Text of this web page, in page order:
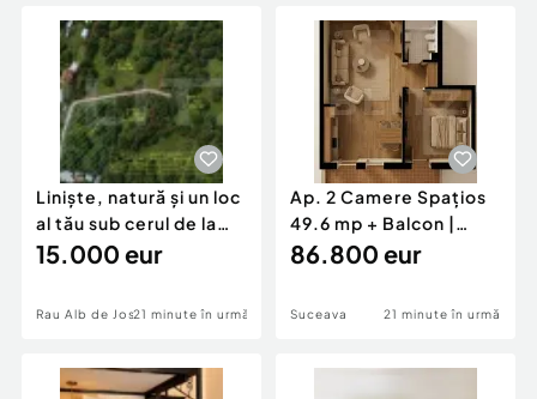
Servicii
Animale de companie
Afaceri și echipamente profesionale
Inchiriere Bunuri si Vehicule
Utilaje agricole si industriale
Piese auto si accesorii
Dacia Duster
Liniște, natură și un loc
al tău sub cerul de la
Râul A
15.000 eur
Rau Alb de Jos21 minute în urmă
Ap. 2 Camere Spațios
49.6 mp + Balcon |
Burdujeni | Rate 35
86.800 eur
Suceava 21 minute în urmă